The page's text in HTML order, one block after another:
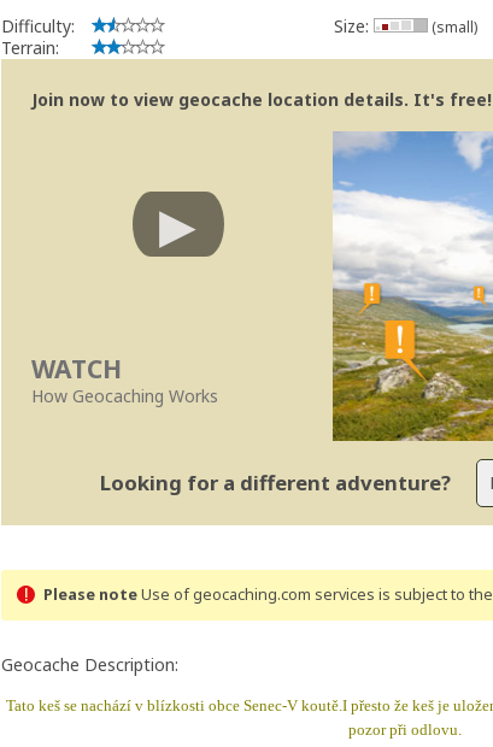
Difficulty:
Terrain:
Size: (small)
Join now to view geocache location details. It's free!
WATCH
How Geocaching Works
Looking for a different adventure?
Please noteUse of geocaching.com services is subject to
Geocache Description:
Tato keš se nachází v blízkosti obce Senec-V koutě.I přesto že keš je
pozor při odlovu.